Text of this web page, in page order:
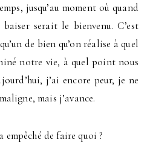
jusqu’au moment où quand
baiser serait le bienvenu. C’est
de bien qu’on réalise à quel
notre vie, à quel point nous
j’ai encore peur, je ne
mais j’avance.
empêché de faire quoi ?